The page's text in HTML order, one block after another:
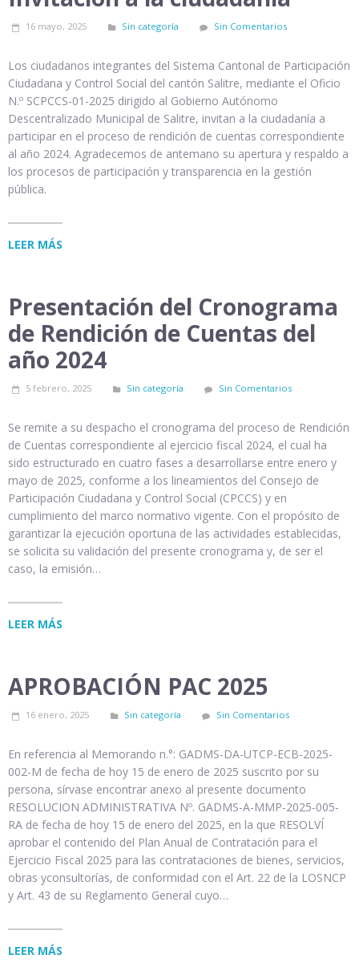
16 mayo, 2025 Sin categoría Sin Comentarios
Los ciudadanos integrantes del Sistema Cantonal de Participación
Ciudadana y Control Social del cantón Salitre, mediante el Oficio
N.º SCPCCS-01-2025 dirigido al Gobierno Autónomo
Descentralizado Municipal de Salitre, invitan a la ciudadanía a
participar en el proceso de rendición de cuentas correspondiente
al año 2024. Agradecemos de antemano su apertura y respaldo a
los procesos de participación y transparencia en la gestión
pública.
LEER MÁS
Presentación del Cronograma
de Rendición de Cuentas del
año 2024
5 febrero, 2025 Sin categoría Sin Comentarios
Se remite a su despacho el cronograma del proceso de Rendición
de Cuentas correspondiente al ejercicio fiscal 2024, el cual ha
sido estructurado en cuatro fases a desarrollarse entre enero y
mayo de 2025, conforme a los lineamientos del Consejo de
Participación Ciudadana y Control Social (CPCCS) y en
cumplimiento del marco normativo vigente. Con el propósito de
garantizar la ejecución oportuna de las actividades establecidas,
se solicita su validación del presente cronograma y, de ser el
caso, la emisión…
LEER MÁS
APROBACIÓN PAC 2025
16 enero, 2025 Sin categoría Sin Comentarios
En referencia al Memorando n.°: GADMS-DA-UTCP-ECB-2025-
002-M de fecha de hoy 15 de enero de 2025 suscrito por su
persona, sírvase encontrar anexo al presente documento
RESOLUCION ADMINISTRATIVA Nº. GADMS-A-MMP-2025-005-
RA de fecha de hoy 15 de enero del 2025, en la que RESOLVÍ
aprobar el contenido del Plan Anual de Contratación para el
Ejercicio Fiscal 2025 para las contrataciones de bienes, servicios,
obras yconsultorías, de conformidad con el Art. 22 de la LOSNCP
y Art. 43 de su Reglamento General cuyo…
LEER MÁS